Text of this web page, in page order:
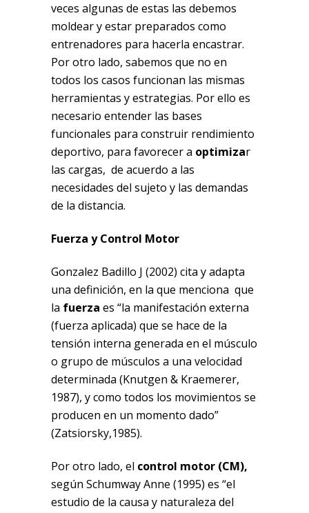
veces algunas de estas las debemos
moldear y estar preparados como
entrenadores para hacerla encastrar.
Por otro lado, sabemos que no en
todos los casos funcionan las mismas
herramientas y estrategias. Por ello es
necesario entender las bases
funcionales para construir rendimiento
deportivo, para favorecer a optimizar
las cargas, de acuerdo a las
necesidades del sujeto y las demandas
de la distancia.
Fuerza y Control Motor
Gonzalez Badillo J (2002) cita y adapta
una definición, en la que menciona que
la fuerza es “la manifestación externa
(fuerza aplicada) que se hace de la
tensión interna generada en el músculo
o grupo de músculos a una velocidad
determinada (Knutgen & Kraemerer,
1987), y como todos los movimientos se
producen en un momento dado”
(Zatsiorsky,1985).
Por otro lado, el control motor (CM),
según Schumway Anne (1995) es “el
estudio de la causa y naturaleza del